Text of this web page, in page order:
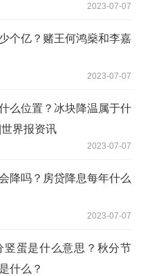
2023-07-07
个亿？赌王何鸿燊和李嘉
2023-07-07
么位置？冰块降温属于什
界报资讯
2023-07-07
降吗？房贷降息每年什么
2023-07-07
竖蛋是什么意思？秋分节
什么？